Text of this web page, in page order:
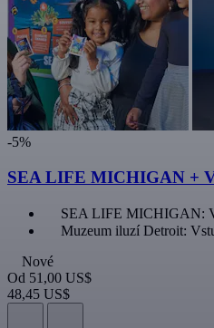
-5%
SEA LIFE MICHIGAN +
SEA LIFE MICHIGAN:
Muzeum iluzí Detroit:
Nové
Od 51,00 US$
48,45 US$